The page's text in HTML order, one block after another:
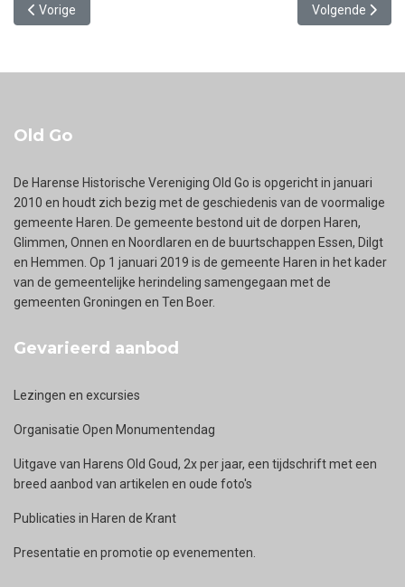
Vorig artikel: Kind in de oorlog: Lieneke Holle
Vorige Volgende
Volgende
Old Go
De Harense Historische Vereniging Old Go is opgericht in januari
2010 en houdt zich bezig met de geschiedenis van de voormalige
gemeente Haren. De gemeente bestond uit de dorpen Haren,
Glimmen, Onnen en Noordlaren en de buurtschappen Essen, Dilgt
en Hemmen. Op 1 januari 2019 is de gemeente Haren in het kader
van de gemeentelijke herindeling samengegaan met de
gemeenten Groningen en Ten Boer.
Gevarieerd aanbod
Lezingen en excursies
Organisatie Open Monumentendag
Uitgave van Harens Old Goud, 2x per jaar, een tijdschrift met een
breed aanbod van artikelen en oude foto's
Publicaties in Haren de Krant
Presentatie en promotie op evenementen.